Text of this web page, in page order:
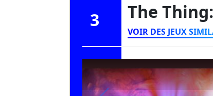
3 The
VOIR DES JEUX